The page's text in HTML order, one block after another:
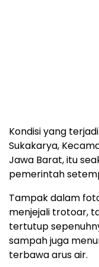
Kondisi yang
Sukakarya,
Jawa Barat, itu
pemerintah
Tampak dalam
menjejali trotoar,
tertutup
sampah juga
terbawa arus air.